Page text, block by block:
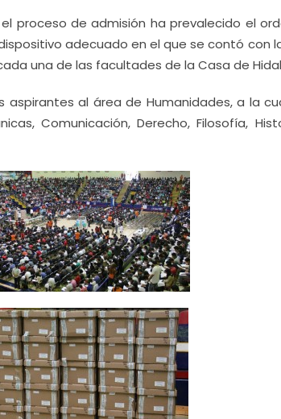
proceso de admisión ha prevalecido el
adecuado en el que se contó con
una de las facultades de la Casa de
al área de Humanidades, a la
Comunicación, Derecho, Filosofía,